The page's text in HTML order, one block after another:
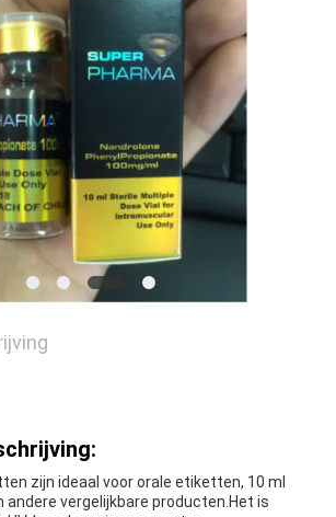
zijn ideaal voor orale etiketten, 10 ml
andere vergelijkbare producten.Het is